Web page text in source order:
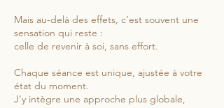
Mais au-delà des effets, c’est souvent une
sensation qui reste :
celle de revenir à soi, sans effort.
Chaque séance est unique, ajustée à votre
état du moment.
J’y intègre une approche plus globale,